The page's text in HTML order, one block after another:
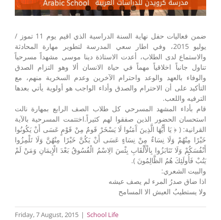
ضمن فعاليات حفل نهاية السنة الدراسية الذي اقيم يوم 11 تموز /
يوليو 2015، وفي اطار سعي المدرسة لتطوير مهارة المحادثة
والاستماع لدى الطلاب، أعدت الاستاذة دينا موسى مشهداً مسرحياً
تناول جانباً اخلاقياً مهماً في حياة الانسان ألا وهو التزام الصدق
والوفاء بالعهد والوعد واحترام الآخرين وعدم السخرية منهم، مع
التأكيد على أن الاحترام والصدق وأداء الواجب هو أولوية يأتي بعدها
الترفيه واللعب.
قام بأداء المشهد المسرحي كل طلاب الصف الرابع بمهارة نالت
استحسان الحضور الذين صفقوا لهم كثيراً. اختتمت المسرحية بالآية
القرانية: ( ﴿ يَا أَيُّهَا الَّذِينَ آَمَنُوا لَا يَسْخَرْ قَومٌ مِنْ قَوْمٍ عَسَى أَنْ يَكُونُوا
خَيْرًا مِنْهُمْ وَلَا نِسَاءٌ مِنْ نِسَاءٍ عَسَى أَنْ يَكُنَّ خَيْرًا مِنْهُنَّ وَلَا تَلْمِزُوا
أَنْفُسَكُمْ وَلَا تَنَابَزُوا بِالْأَلْقَابِ بِئْسَ الِاسْمُ الْفُسُوقُ بَعْدَ الْإِيمَانِ وَمَنْ لَمْ
يَتُبْ فَأُولَئِكَ هُمُ الظَّالِمُونَ ).
والبيت الشعري:
اذا ضاق صدرُ المرء لم يصف عيشه
ولا يستطيبُ العيش الا المسامح
Friday, 7 August, 2015 | School Life